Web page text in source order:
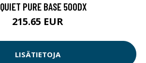
PURE BASE 500DX
215.65 EUR
LISÄTIETOJA